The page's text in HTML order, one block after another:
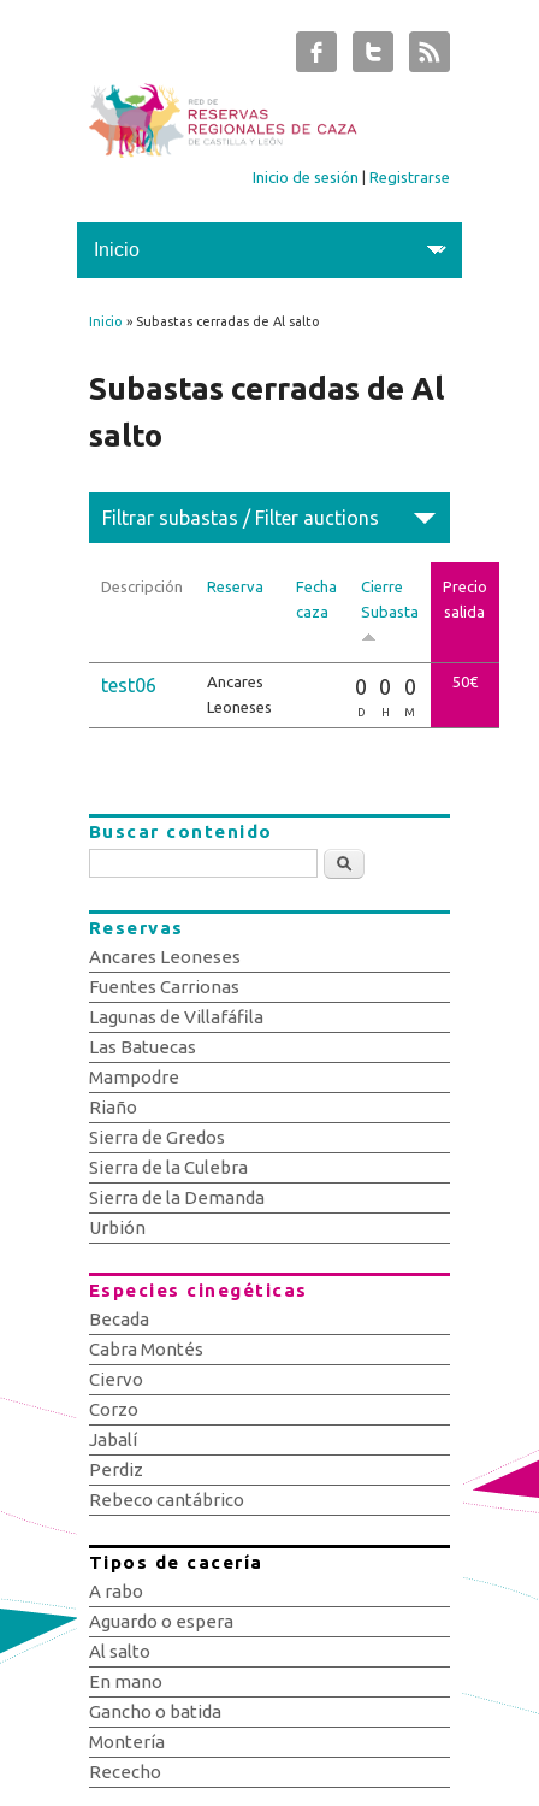
Inicio de sesión |Registrarse
Se encuentra usted aquí
Inicio » Subastas cerradas de Al salto
Subastas cerradas de Al
salto
Filtrar subastas / Filter auctions
Descripción Reserva
Fecha
caza
Cierre
Subasta
Precio
salida
test06
Ancares
Leoneses
0
D
0
H
0
M
50€
Buscar contenido
Buscar
Reservas
Ancares Leoneses
Fuentes Carrionas
Lagunas de Villafáfila
Las Batuecas
Mampodre
Riaño
Sierra de Gredos
Sierra de la Culebra
Sierra de la Demanda
Urbión
Especies cinegéticas
Becada
Cabra Montés
Ciervo
Corzo
Jabalí
Perdiz
Rebeco cantábrico
Tipos de cacería
A rabo
Aguardo o espera
Al salto
En mano
Gancho o batida
Montería
Rececho